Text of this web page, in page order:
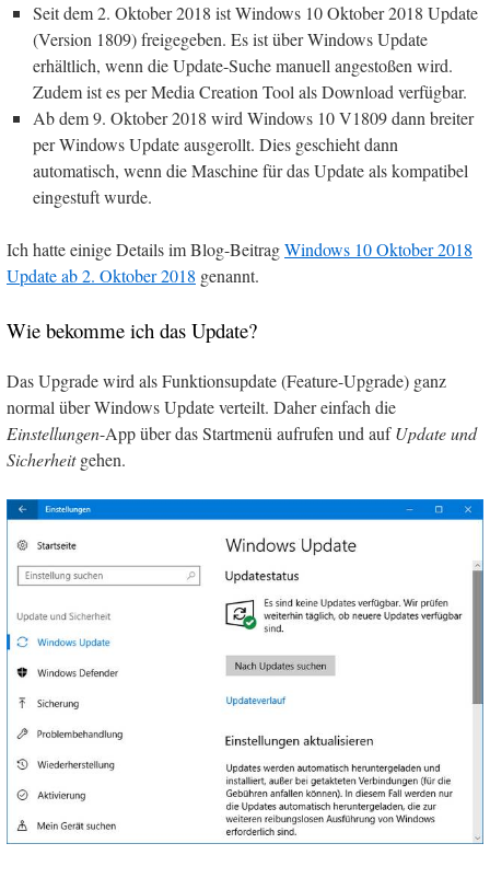
Seit dem 2. Oktober 2018 ist Windows 10 Oktober 2018 Update
(Version 1809) freigegeben. Es ist über Windows Update
erhältlich, wenn die Update-Suche manuell angestoßen wird.
Zudem ist es per Media Creation Tool als Download verfügbar.
Ab dem 9. Oktober 2018 wird Windows 10 V1809 dann breiter
per Windows Update ausgerollt. Dies geschieht dann
automatisch, wenn die Maschine für das Update als kompatibel
eingestuft wurde.
Ich hatte einige Details im Blog-BeitragWindows 10 Oktober 2018
Update ab 2. Oktober 2018 genannt.
Wie bekomme ich das Update?
Das Upgrade wird als Funktionsupdate (Feature-Upgrade) ganz
normal über Windows Update verteilt. Daher einfach die
Einstellungen-App über das Startmenü aufrufen und aufUpdate und
Sicherheitgehen.